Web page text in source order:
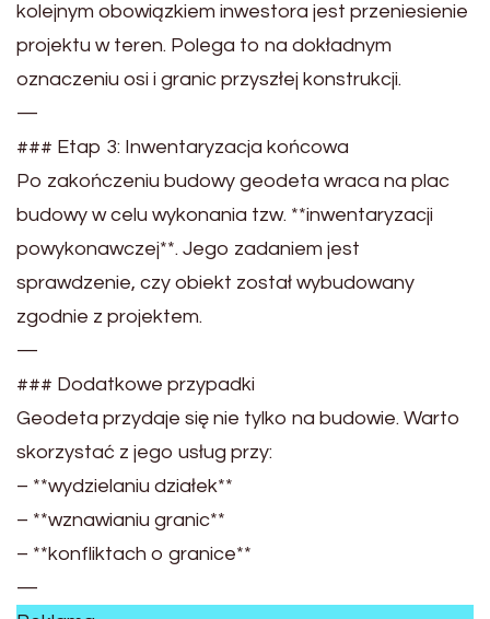
kolejnym obowiązkiem inwestora jest przeniesienie
projektu w teren. Polega to na dokładnym
oznaczeniu osi i granic przyszłej konstrukcji.
—
### Etap 3: Inwentaryzacja końcowa
Po zakończeniu budowy geodeta wraca na plac
budowy w celu wykonania tzw. **inwentaryzacji
powykonawczej**. Jego zadaniem jest
sprawdzenie, czy obiekt został wybudowany
zgodnie z projektem.
—
### Dodatkowe przypadki
Geodeta przydaje się nie tylko na budowie. Warto
skorzystać z jego usług przy:
– **wydzielaniu działek**
– **wznawianiu granic**
– **konfliktach o granice**
—